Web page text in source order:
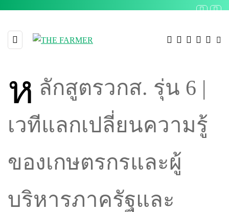
ห ลักสูตรวกส. รุ่น 6 |
เวทีแลกเปลี่ยนความรู้
ของเกษตรกรและผู้
บริหารภาครัฐและ